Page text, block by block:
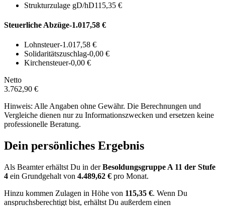
Strukturzulage gD/hD115,35 €
Steuerliche Abzüge-1.017,58 €
Lohnsteuer-1.017,58 €
Solidaritätszuschlag-0,00 €
Kirchensteuer-0,00 €
Netto
3.762,90 €
Hinweis: Alle Angaben ohne Gewähr. Die Berechnungen und
Vergleiche dienen nur zu Informationszwecken und ersetzen keine
professionelle Beratung.
Dein persönliches Ergebnis
Als Beamter erhältst Du in derBesoldungsgruppe A 11 der Stufe
4 ein Grundgehalt von 4.489,62 € pro Monat.
Hinzu kommen Zulagen in Höhe von 115,35 €. Wenn Du
anspruchsberechtigt bist, erhältst Du außerdem einen